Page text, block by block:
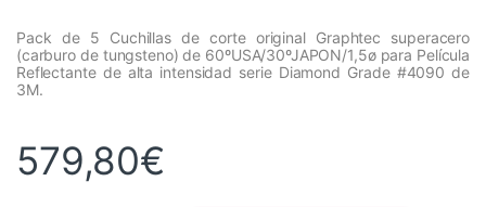
Pack de 5 Cuchillas de corte original Graphtec superacero
(carburo de tungsteno) de 60ºUSA/30ºJAPON/1,5ø para Película
Reflectante de alta intensidad serie Diamond Grade #4090 de
3M.
579,80€